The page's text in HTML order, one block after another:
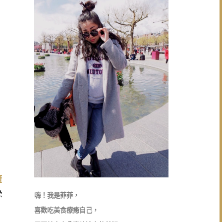
嗨！我是菲菲，
喜歡吃美食療癒自己，